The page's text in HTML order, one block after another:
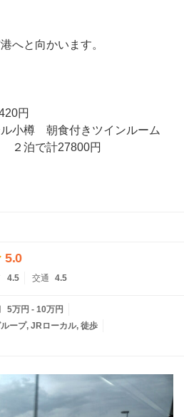
へと向かいます。
円
小樽 朝食付きツインルーム
円
5.0
4.5 交通 4.5
5万円 - 10万円
ープ JRローカル 徒歩